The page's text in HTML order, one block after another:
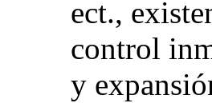
ect.,
control
y